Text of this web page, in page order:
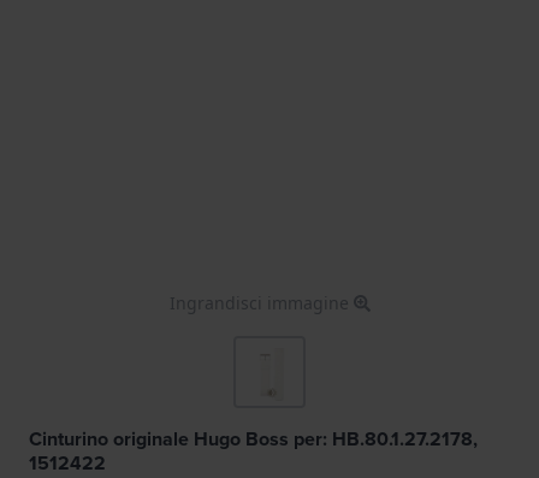
Ingrandisci immagine
Cinturino originale Hugo Boss per: HB.80.1.27.2178,
1512422